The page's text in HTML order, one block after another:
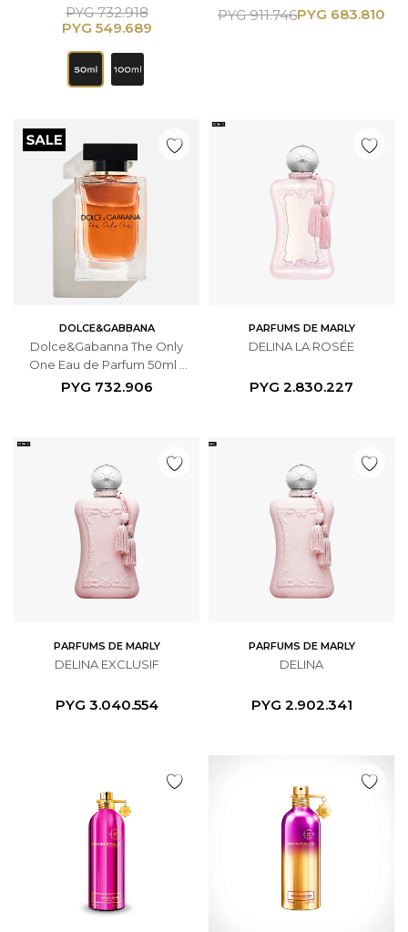
PYG 549.689
PYG 732.918
Femenino
PYG 683.810
PYG 911.746
DOLCE&GABBANA
Dolce&Gabanna The Only
One Eau de Parfum 50ml -
Femenino
PYG 732.906
PARFUMS DE MARLY
DELINA LA ROSÉE
PYG 2.830.227
PARFUMS DE MARLY
DELINA EXCLUSIF
PYG 3.040.554
PARFUMS DE MARLY
DELINA
PYG 2.902.341